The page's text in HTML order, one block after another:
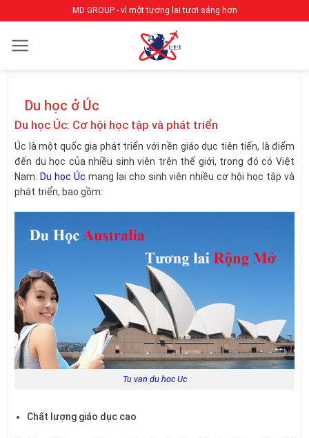
qua
nội
MD GROUP - vì một tương lai tươi sáng hơn
Du học ở Úc
Du học Úc: Cơ hội học tập và phát triển
Úc là một quốc gia phát triển với nền giáo dục tiên tiến, là điểm
đến du học của nhiều sinh viên trên thế giới, trong đó có Việt
Nam.
Du học Úc mang lại cho sinh viên nhiều cơ hội học tập và
phát triển, bao gồm:
Tu van du hoc Uc
Chất lượng giáo dục cao